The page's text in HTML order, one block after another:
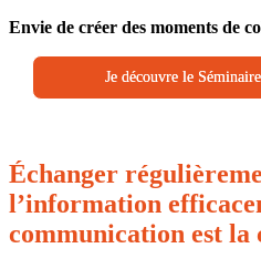
Envie de créer des moments de
Je découvre le
Échanger
l’information
communication est la